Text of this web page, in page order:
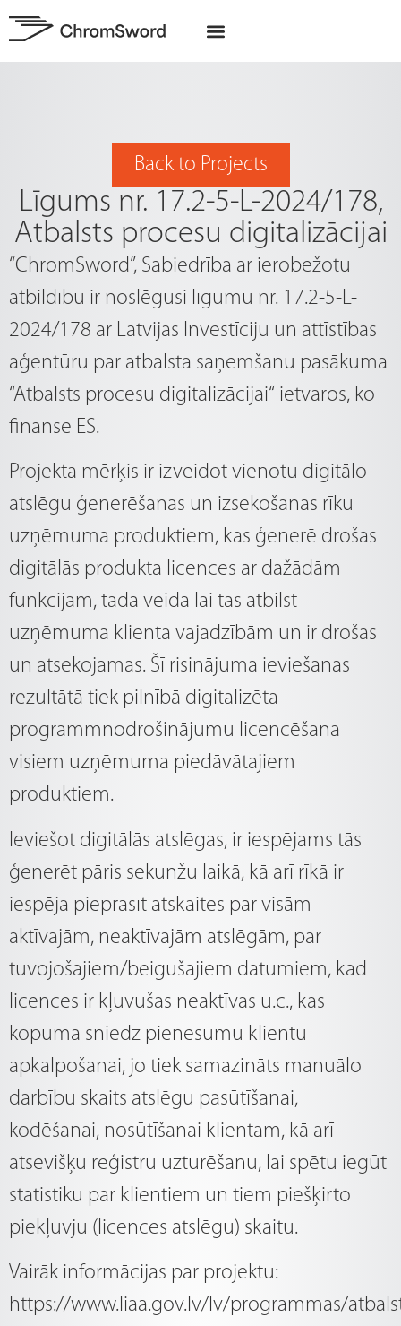
Back to Projects
Līgums nr. 17.2-5-L-2024/178,
Atbalsts procesu digitalizācijai
“ChromSword”, Sabiedrība ar ierobežotu
atbildību ir noslēgusi līgumu nr. 17.2-5-L-
2024/178 ar Latvijas Investīciju un attīstības
aģentūru par atbalsta saņemšanu pasākuma
“Atbalsts procesu digitalizācijai“ ietvaros, ko
finansē ES.
Projekta mērķis ir izveidot vienotu digitālo
atslēgu ģenerēšanas un izsekošanas rīku
uzņēmuma produktiem, kas ģenerē drošas
digitālās produkta licences ar dažādām
funkcijām, tādā veidā lai tās atbilst
uzņēmuma klienta vajadzībām un ir drošas
un atsekojamas. Šī risinājuma ieviešanas
rezultātā tiek pilnībā digitalizēta
programmnodrošinājumu licencēšana
visiem uzņēmuma piedāvātajiem
produktiem.
Ieviešot digitālās atslēgas, ir iespējams tās
ģenerēt pāris sekunžu laikā, kā arī rīkā ir
iespēja pieprasīt atskaites par visām
aktīvajām, neaktīvajām atslēgām, par
tuvojošajiem/beigušajiem datumiem, kad
licences ir kļuvušas neaktīvas u.c., kas
kopumā sniedz pienesumu klientu
apkalpošanai, jo tiek samazināts manuālo
darbību skaits atslēgu pasūtīšanai,
kodēšanai, nosūtīšanai klientam, kā arī
atsevišķu reģistru uzturēšanu, lai spētu iegūt
statistiku par klientiem un tiem piešķirto
piekļuvju (licences atslēgu) skaitu.
Vairāk informācijas par projektu:
https://www.liaa.gov.lv/lv/programmas/